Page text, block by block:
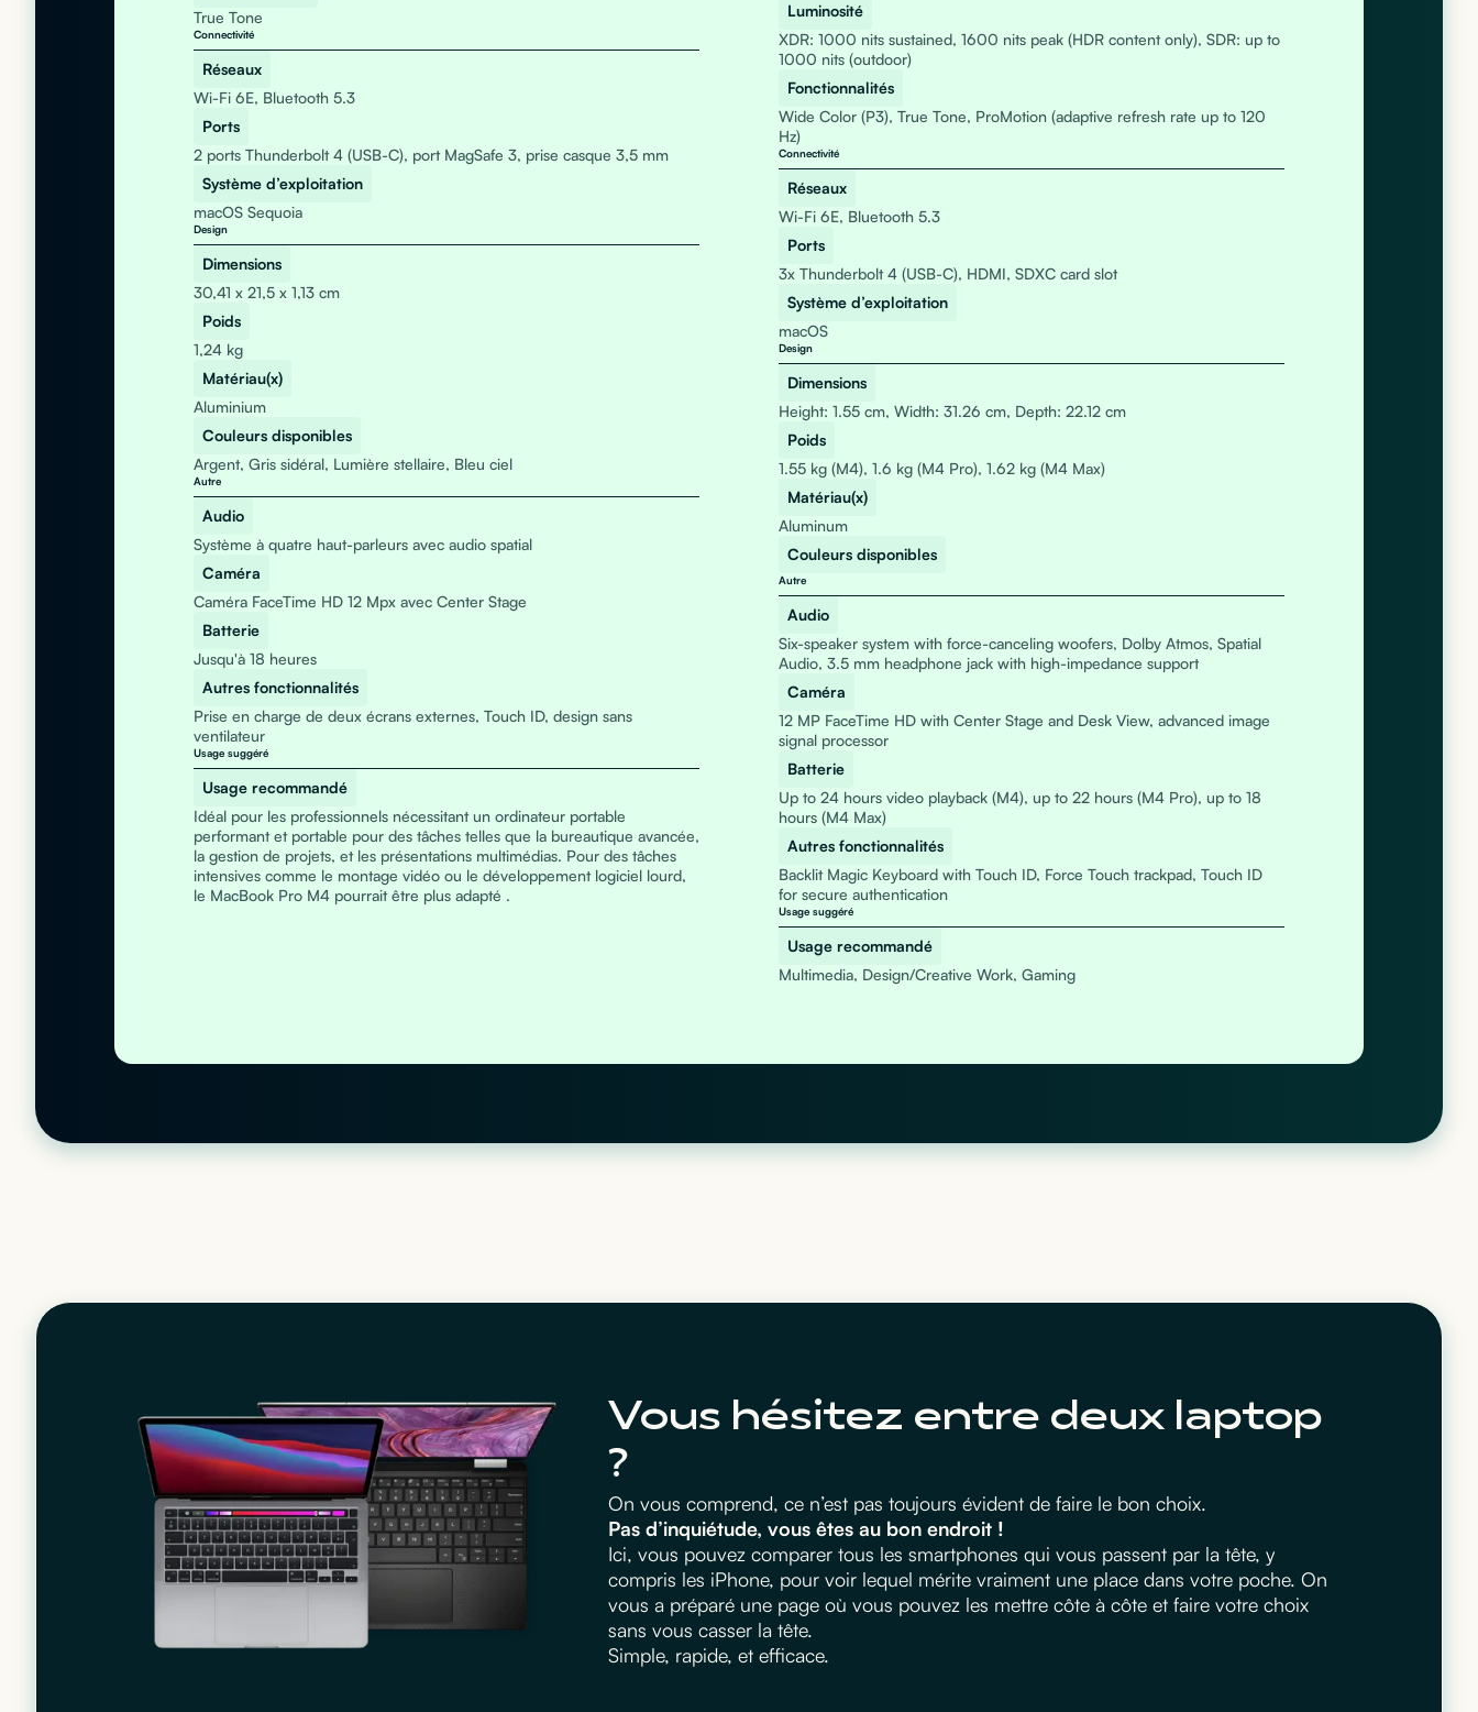
True Tone
Connectivité
Réseaux
Wi-Fi 6E, Bluetooth 5.3
Ports
2 ports Thunderbolt 4 (USB-C), port MagSafe 3, prise casque 3,5 mm
Système d’exploitation
macOS Sequoia
Design
Dimensions
30,41 x 21,5 x 1,13 cm
Poids
1,24 kg
Matériau(x)
Aluminium
Couleurs disponibles
Argent, Gris sidéral, Lumière stellaire, Bleu ciel
Autre
Audio
Système à quatre haut-parleurs avec audio spatial
Caméra
Caméra FaceTime HD 12 Mpx avec Center Stage
Batterie
Jusqu'à 18 heures
Autres fonctionnalités
Prise en charge de deux écrans externes, Touch ID, design sans
ventilateur
Usage suggéré
Usage recommandé
Idéal pour les professionnels nécessitant un ordinateur portable
performant et portable pour des tâches telles que la bureautique avancée,
la gestion de projets, et les présentations multimédias. Pour des tâches
intensives comme le montage vidéo ou le développement logiciel lourd,
le MacBook Pro M4 pourrait être plus adapté .
Luminosité
XDR: 1000 nits sustained, 1600 nits peak (HDR content only), SDR: up to
1000 nits (outdoor)
Fonctionnalités
Wide Color (P3), True Tone, ProMotion (adaptive refresh rate up to 120
Hz)
Connectivité
Réseaux
Wi-Fi 6E, Bluetooth 5.3
Ports
3x Thunderbolt 4 (USB-C), HDMI, SDXC card slot
Système d’exploitation
macOS
Design
Dimensions
Height: 1.55 cm, Width: 31.26 cm, Depth: 22.12 cm
Poids
1.55 kg (M4), 1.6 kg (M4 Pro), 1.62 kg (M4 Max)
Matériau(x)
Aluminum
Couleurs disponibles
Autre
Audio
Six-speaker system with force-canceling woofers, Dolby Atmos, Spatial
Audio, 3.5 mm headphone jack with high-impedance support
Caméra
12 MP FaceTime HD with Center Stage and Desk View, advanced image
signal processor
Batterie
Up to 24 hours video playback (M4), up to 22 hours (M4 Pro), up to 18
hours (M4 Max)
Autres fonctionnalités
Backlit Magic Keyboard with Touch ID, Force Touch trackpad, Touch ID
for secure authentication
Usage suggéré
Usage recommandé
Multimedia, Design/Creative Work, Gaming
Vous hésitez entre deux laptop
?
On vous comprend, ce n’est pas toujours évident de faire le bon choix.
Pas d’inquiétude, vous êtes au bon endroit !
Ici, vous pouvez comparer tous les smartphones qui vous passent par la tête, y
compris les iPhone, pour voir lequel mérite vraiment une place dans votre poche. On
vous a préparé une page où vous pouvez les mettre côte à côte et faire votre choix
sans vous casser la tête.
Simple, rapide, et efficace.